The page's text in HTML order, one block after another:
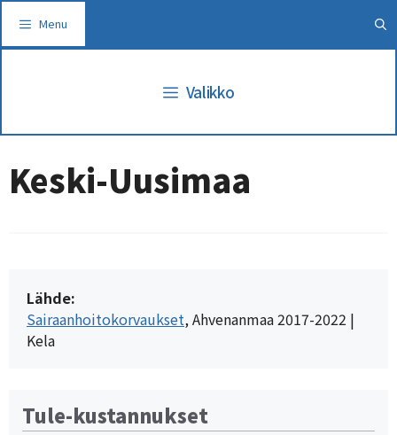
sisältöön
Menu
Valikko
Tule-kustannukset
Keski-Uusimaa
Lähde:
Sairaanhoitokorvaukset, Ahvenanmaa 2017-2022 |